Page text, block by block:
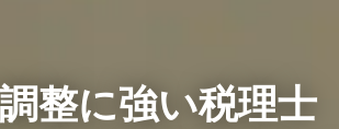
整に強い税理士